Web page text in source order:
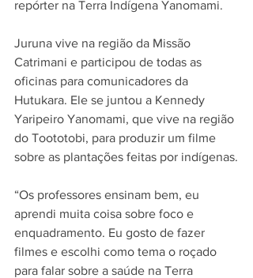
repórter na Terra Indígena Yanomami.
Juruna vive na região da Missão
Catrimani e participou de todas as
oficinas para comunicadores da
Hutukara. Ele se juntou a Kennedy
Yaripeiro Yanomami, que vive na região
do Toototobi, para produzir um filme
sobre as plantações feitas por indígenas.
“Os professores ensinam bem, eu
aprendi muita coisa sobre foco e
enquadramento. Eu gosto de fazer
filmes e escolhi como tema o roçado
para falar sobre a saúde na Terra